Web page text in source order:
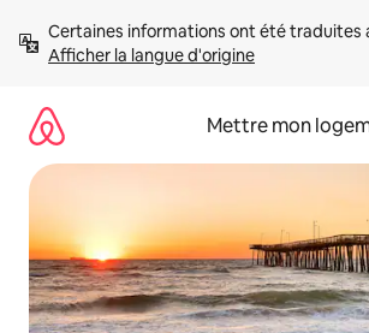
directement
Afficher la langue d'origine
Mettre mon